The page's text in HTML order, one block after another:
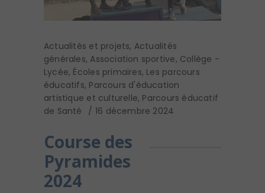
Actualités et projets, Actualités
générales, Association sportive, Collège -
Lycée, Écoles primaires, Les parcours
éducatifs, Parcours d'éducation
artistique et culturelle, Parcours éducatif
de Santé
16 décembre 2024
Course des
Pyramides
2024